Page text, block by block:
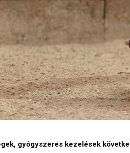
gyógyszeres kezelések